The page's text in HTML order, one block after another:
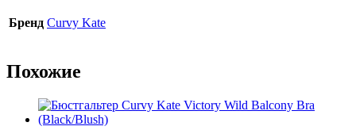
Бренд Curvy Kate
Похожие